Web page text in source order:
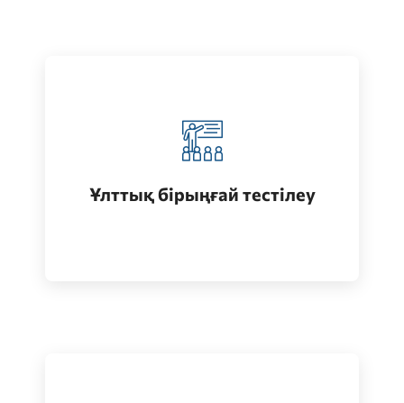
Ұлттық бірыңғай тестілеу
Қазақстанда жоғары білім алу
(бакалавриат)
Өту